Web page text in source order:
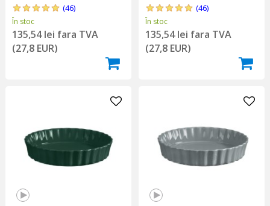
(46)
În stoc
135,54 lei fara TVA
(27,8 EUR)
(46)
În stoc
135,54 lei fara TVA
(27,8 EUR)